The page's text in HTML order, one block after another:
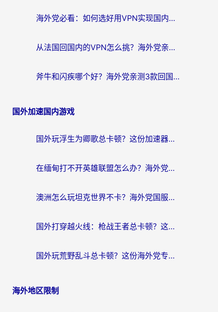
海外党必看：如何选好用VPN实现国内资源无缝访问？从越南到全球都适用
从法国回国内的VPN怎么挑？海外党亲测：稳定、多端、安全才是关键
斧牛和闪疾哪个好？海外党亲测3款回国加速器，教你选到不踩坑的那一款
国外加速国内游戏
国外玩浮生为卿歌总卡顿？这份加速器选择指南帮你找回丝滑体验
在缅甸打不开英雄联盟怎么办？海外党亲测有效的国服游戏加速指南
澳洲怎么玩坦克世界不卡？海外党国服游戏加速终极指南（附逆战奇妙碰碰车解决方案）
国外打穿越火线：枪战王者总卡顿？这篇加速器推荐下载指南帮你解决延迟难题
国外玩荒野乱斗总卡顿？这份海外党专属的国服游戏加速攻略请收好
海外地区限制